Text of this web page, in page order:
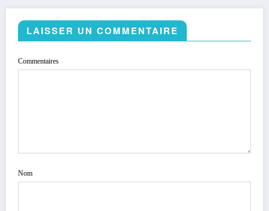
LAISSER UN COMMENTAIRE
Commentaires
Nom